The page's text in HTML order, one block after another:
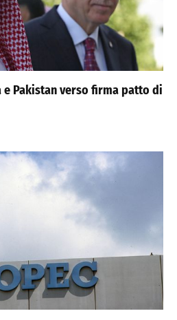
e Pakistan verso firma patto di